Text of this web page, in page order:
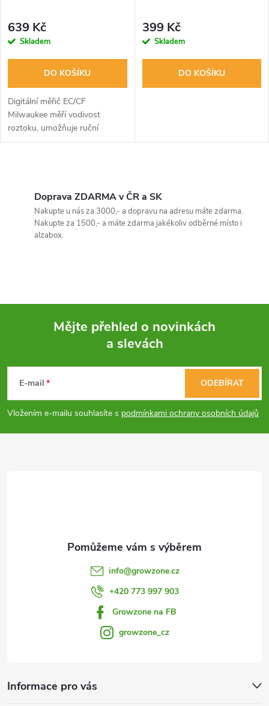
639 Kč
Skladem
DO KOŠÍKU
Digitální měřič EC/CF
Milwaukee měří vodivost
roztoku, umožňuje ruční
kalibraci, a má provozní rozsah
399 Kč
Skladem
DO KOŠÍKU
a
p
r
v
Doprava ZDARMA v ČR a SK
Nakupte u nás za 3000,- a dopravu na adresu máte zdarma.
Nakupte za 1500,- a máte zdarma jakékoliv odběrné místo i
alzabox.
p
a
Mějte přehled o novinkách
a slevách
E-mail
Vložením e-mailu souhlasíte s podmínkami ochrany osobních údajů
ODEBÍRAT
info@growzone.cz
+420 773 997 903
Growzone na FB
growzone_cz
Informace pro vás